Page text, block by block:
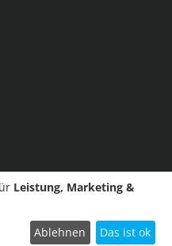
und Verlagsgesellschaft
Leistung, Marketing &
Ablehnen Das ist ok